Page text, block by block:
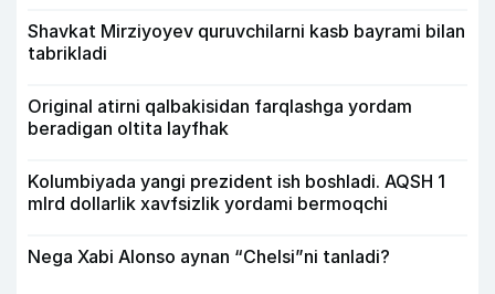
Shavkat Mirziyoyev quruvchilarni kasb bayrami bilan
tabrikladi
Original atirni qalbakisidan farqlashga yordam
beradigan oltita layfhak
Kolumbiyada yangi prezident ish boshladi. AQSH 1
mlrd dollarlik xavfsizlik yordami bermoqchi
Nega Xabi Alonso aynan “Chelsi”ni tanladi?